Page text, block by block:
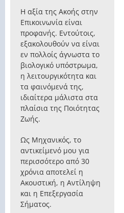
Η αξία της Ακοής στην
Επικοινωνία είναι
προφανής. Εντούτοις,
εξακολουθούν να είναι
εν πολλοίς άγνωστα το
βιολογικό υπόστρωμα,
η λειτουργικότητα και
τα φαινόμενά της,
ιδιαίτερα μάλιστα στα
πλαίσια της Ποιότητας
Ζωής.
Ως Μηχανικός, το
αντικείμενό μου για
περισσότερο από 30
χρόνια αποτελεί η
Ακουστική, η Αντίληψη
και η Επεξεργασία
Σήματος.